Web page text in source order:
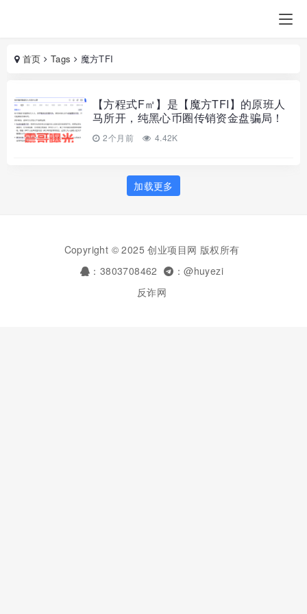
首页 Tags 魔方TFI
【方程式F㎡】是【魔方TFI】的原班人
马所开，纯黑心币圈传销资金盘骗局！
2个月前 4.42K
加载更多
Copyright © 2025 创业项目网 版权所有
：3803708462
：@huyezi
反诈网